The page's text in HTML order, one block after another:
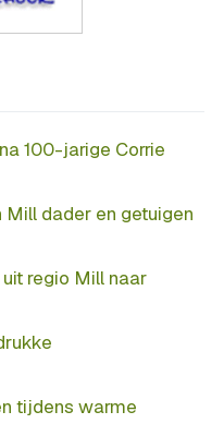
100-jarige Corrie
dader en getuigen
regio Mill naar
tijdens warme